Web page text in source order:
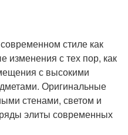
стиле как
изменения с тех пор, как
с высокими
Оригинальные
стенами, светом и
элиты современных